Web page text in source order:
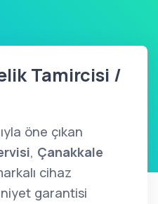
Tamircisi /
öne çıkan
, Çanakkale
cihaz
garantisi